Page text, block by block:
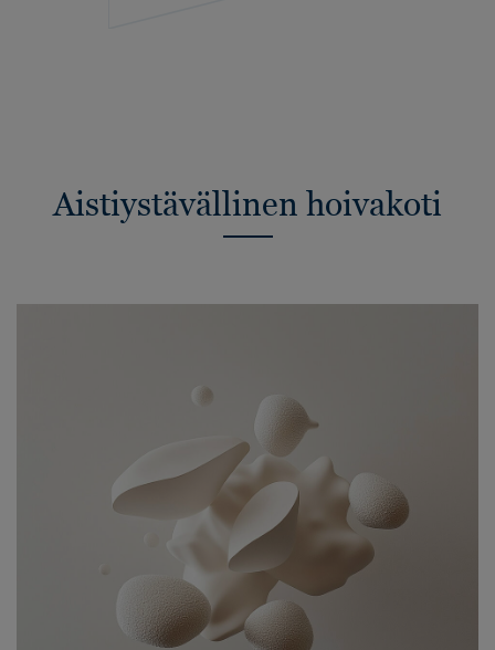
Aistiystävällinen hoivakoti